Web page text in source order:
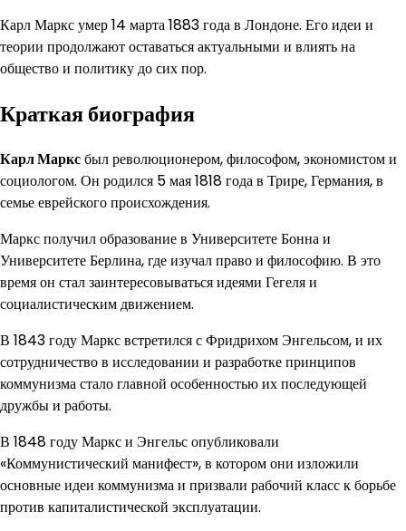
Карл Маркс умер 14 марта 1883 года в Лондоне. Его идеи и
теории продолжают оставаться актуальными и влиять на
общество и политику до сих пор.
Краткая биография
Карл Марксбыл революционером, философом, экономистом и
социологом. Он родился 5 мая 1818 года в Трире, Германия, в
семье еврейского происхождения.
Маркс получил образование в Университете Бонна и
Университете Берлина, где изучал право и философию. В это
время он стал заинтересовываться идеями Гегеля и
социалистическим движением.
В 1843 году Маркс встретился с Фридрихом Энгельсом, и их
сотрудничество в исследовании и разработке принципов
коммунизма стало главной особенностью их последующей
дружбы и работы.
В 1848 году Маркс и Энгельс опубликовали
«Коммунистический манифест», в котором они изложили
основные идеи коммунизма и призвали рабочий класс к борьбе
против капиталистической эксплуатации.